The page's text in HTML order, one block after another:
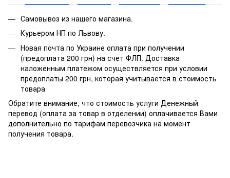
Самовывоз из нашего магазина.
Курьером НП по Львову.
Новая почта по Украине оплата при получении
(предоплата 200 грн) на счет ФЛП. Доставка
наложенным платежом осуществляется при условии
предоплаты 200 грн, которая учитывается в стоимость
товара
Обратите внимание, что стоимость услуги Денежный
перевод (оплата за товар в отделении) оплачивается Вами
дополнительно по тарифам перевозчика на момент
получения товара.